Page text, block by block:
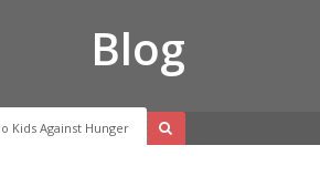
Kids Against Hunger
Blog